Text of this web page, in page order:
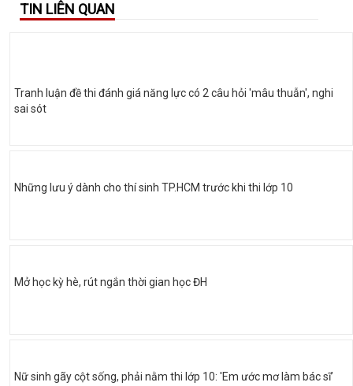
TIN LIÊN QUAN
Tranh luận đề thi đánh giá năng lực có 2 câu hỏi 'mâu thuẫn', nghi
sai sót
Những lưu ý dành cho thí sinh TP.HCM trước khi thi lớp 10
Mở học kỳ hè, rút ngắn thời gian học ĐH
Nữ sinh gãy cột sống, phải nằm thi lớp 10: 'Em ước mơ làm bác sĩ’